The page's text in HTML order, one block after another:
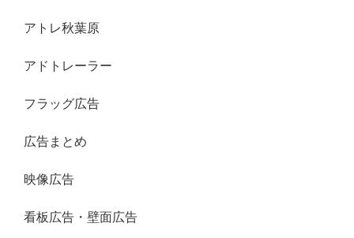
アトレ秋葉原
アドトレーラー
フラッグ広告
広告まとめ
映像広告
看板広告・壁面広告